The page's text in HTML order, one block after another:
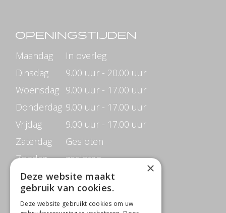
OPENINGSTIJDEN
Maandag
In overleg
Dinsdag
9.00 uur - 20.00 uur
Woensdag 9.00 uur - 17.00 uur
Donderdag 9.00 uur - 17.00 uur
Vrijdag
9.00 uur - 17.00 uur
Zaterdag
Gesloten
Zondag
gesloten
CONTACTGEGEVENS
×
Deze website maakt
gebruik van cookies.
Deze website gebruikt cookies om uw